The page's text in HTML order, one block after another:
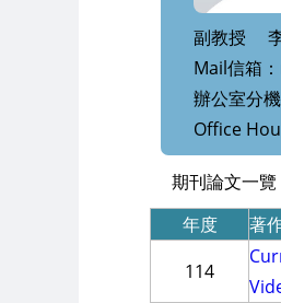
副教授
Mail信箱
辦公室分
Office
期刊論文一覽
年度
著
114